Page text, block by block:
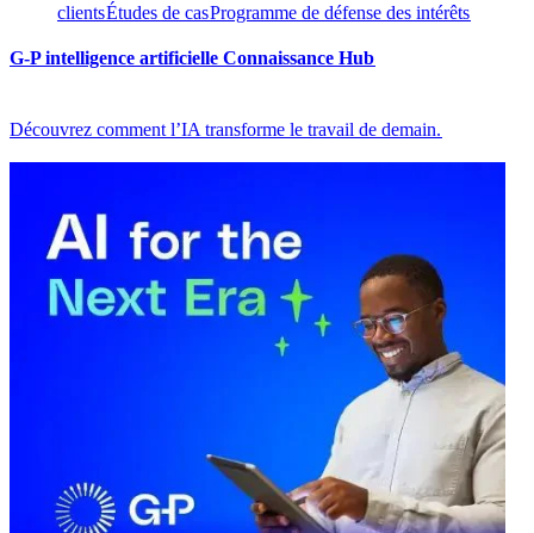
clients​​Études de cas​​Programme de défense des intérêts​​
G-P intelligence artificielle Connaissance Hub​​
Découvrez comment l’IA transforme le travail de demain.​​